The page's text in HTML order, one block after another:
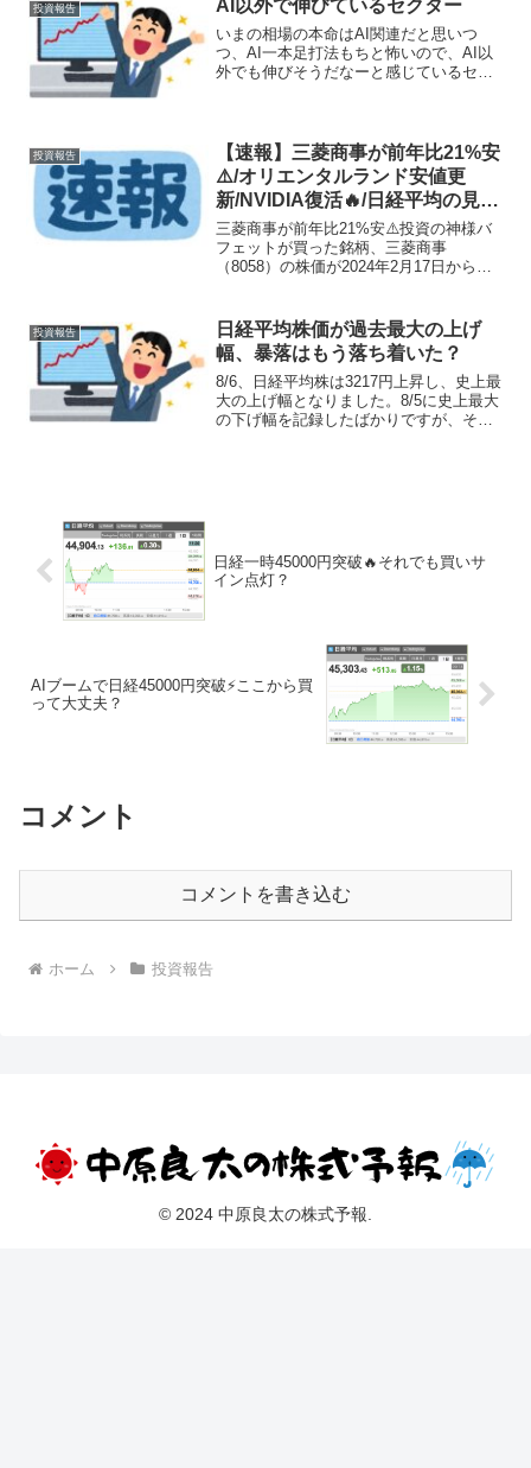
投資報告 AI以外で伸びているセクター
いまの相場の本命はAI関連だと思いつ
つ、AI一本足打法もちと怖いので、AI以
外でも伸びそうだなーと感じているセク
投資報告
【速報】三菱商事が前年比21%安
⚠️/オリエンタルランド安値更
新/NVIDIA復活🔥/日経平均の見通
しと注目株
三菱商事が前年比21%安⚠️投資の神様バ
フェットが買った銘柄、三菱商事
（8058）の株価が2024年2月17日から
ますが、こんだけ下がると「大丈夫かい
な？」...
投資報告
日経平均株価が過去最大の上げ
幅、暴落はもう落ち着いた？
8/6、日経平均株は3217円上昇し、史上最
大の上げ幅となりました。8/5に史上最大
の下げ幅を記録したばかりですが、その
日経一時45000円突破🔥それでも買いサ
イン点灯？
AIブームで日経45000円突破⚡ここから買
って大丈夫？
コメント
コメントを書き込む
ホーム 投資報告
© 2024 中原良太の株式予報.